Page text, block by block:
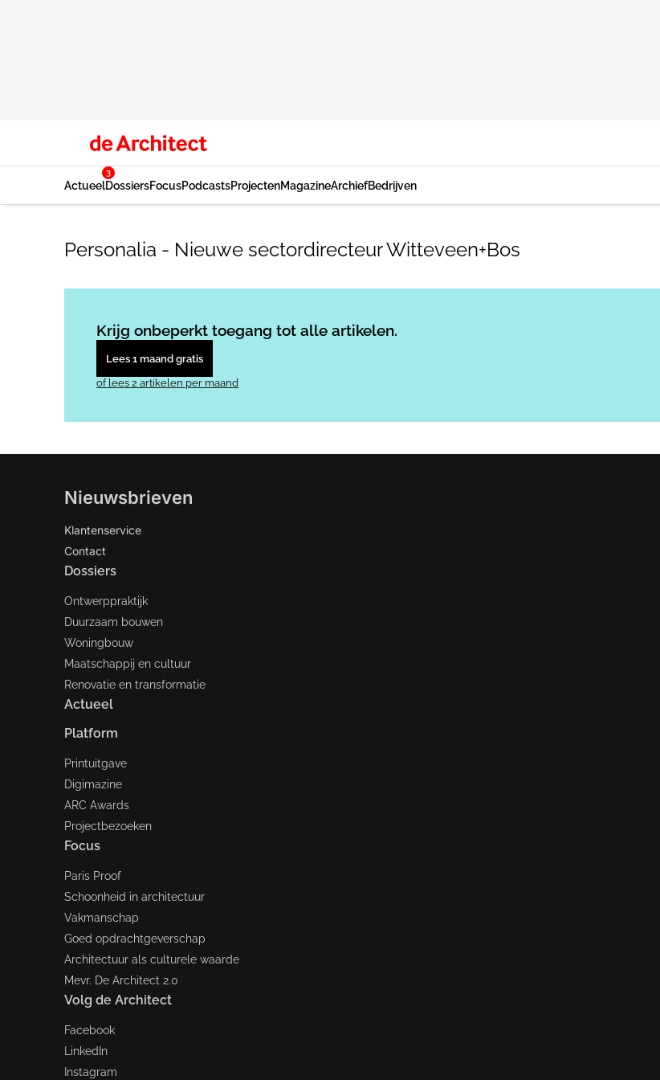
Actueel
3
DossiersFocusPodcastsProjectenMagazineArchiefBedrijven
Personalia - Nieuwe sectordirecteur Witteveen+Bos
Krijg onbeperkt toegang tot alle artikelen.
Lees 1 maand gratis
of lees 2 artikelen per maand
Nieuwsbrieven
Klantenservice
Contact
Dossiers
Ontwerppraktijk
Duurzaam bouwen
Woningbouw
Maatschappij en cultuur
Renovatie en transformatie
Actueel
Platform
Printuitgave
Digimazine
ARC Awards
Projectbezoeken
Focus
Paris Proof
Schoonheid in architectuur
Vakmanschap
Goed opdrachtgeverschap
Architectuur als culturele waarde
Mevr. De Architect 2.0
Volg de Architect
Facebook
LinkedIn
Instagram